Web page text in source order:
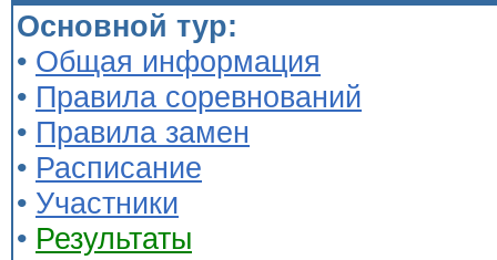
Основной тур:
• Общая информация
• Правила соревнований
• Правила замен
• Расписание
• Участники
• Результаты